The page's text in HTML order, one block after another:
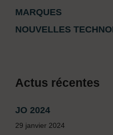
MARQUES
NOUVELLES
Actus récentes
JO 2024
29 janvier 2024